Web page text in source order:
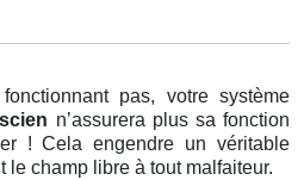
pas, votre système
n’assurera plus sa fonction
! Cela engendre un véritable
le champ libre à tout malfaiteur.